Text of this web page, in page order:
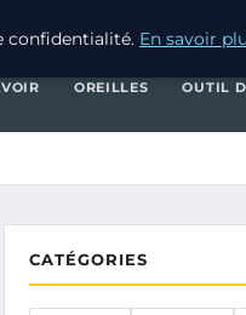
OREILLES OUTIL
CATÉGORIES
confidentialité. En savoir